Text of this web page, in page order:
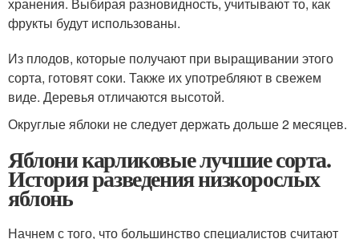
фрукты будут использованы.
Из плодов, которые получают при выращивании этого
сорта, готовят соки. Также их употребляют в свежем
виде. Деревья отличаются высотой.
Округлые яблоки не следует держать дольше 2 месяцев.
Яблони карликовые лучшие сорта.
История разведения низкорослых
яблонь
Начнем с того, что большинство специалистов считают